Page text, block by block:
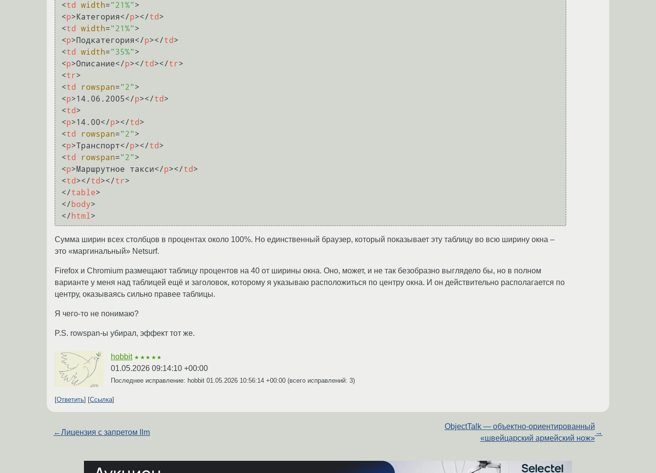
<td width="21%">
<p> Категория</p></td >
<td width="21%">
<p>Подкатегория</p></td >
<td width="35%">
<p>Описание</p></td ></tr>
<tr>
<td rowspan="2">
<p>14.06.2005</p></td >
<td >
<p>14.00</p></td >
<td rowspan="2">
<p>Транспорт</p></td >
<td rowspan="2">
<p>Маршрутное такси</p></td >
<td ></td ></tr>
</table>
</ body>
</ html>
Сумма ширин всех столбцов в процентах около 100%. Но единственный браузер, который показывает эту таблицу во всю ширину окна –
это «маргинальный» Netsurf.
Firefox и Chromium размещают таблицу процентов на 40 от ширины окна. Оно, может, и не так безобразно выглядело бы, но в полном
варианте у меня над таблицей ещё и заголовок, которому я указываю расположиться по центру окна. И он действительно располагается по
центру, оказываясь сильно правее таблицы.
Я чего-то не понимаю?
P.S. rowspan-ы убирал, эффект тот же.
hobbit ★★★★★
01.05.2026 09:14:10 +00:00
Последнее исправление: hobbit 01.05.2026 10:56:14 +00:00 (всего исправлений: 3)
Ответить Ссылка
←Лицензия с запретом llm
ObjectTalk — объектно-ориентированный
«швейцарский армейский нож»
→